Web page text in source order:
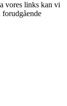
vores links kan vi